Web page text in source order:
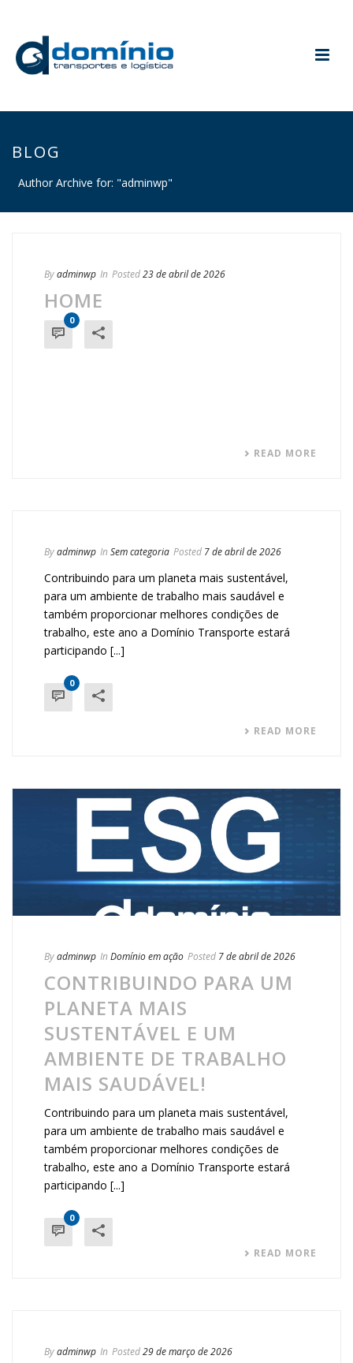
BLOG
Author Archive for: "adminwp"
Byadminwp In Posted23 de abril de 2026
HOME
0
READ MORE
Byadminwp In Sem categoria Posted 7 de abril de 2026
Contribuindo para um planeta mais sustentável,
para um ambiente de trabalho mais saudável e
também proporcionar melhores condições de
trabalho, este ano a Domínio Transporte estará
participando [...]
0
READ MORE
Byadminwp In Domínio em ação Posted 7 de abril de 2026
CONTRIBUINDO PARA UM
PLANETA MAIS
SUSTENTÁVEL E UM
AMBIENTE DE TRABALHO
MAIS SAUDÁVEL!
Contribuindo para um planeta mais sustentável,
para um ambiente de trabalho mais saudável e
também proporcionar melhores condições de
trabalho, este ano a Domínio Transporte estará
participando [...]
0
READ MORE
Byadminwp In Posted29 de março de 2026